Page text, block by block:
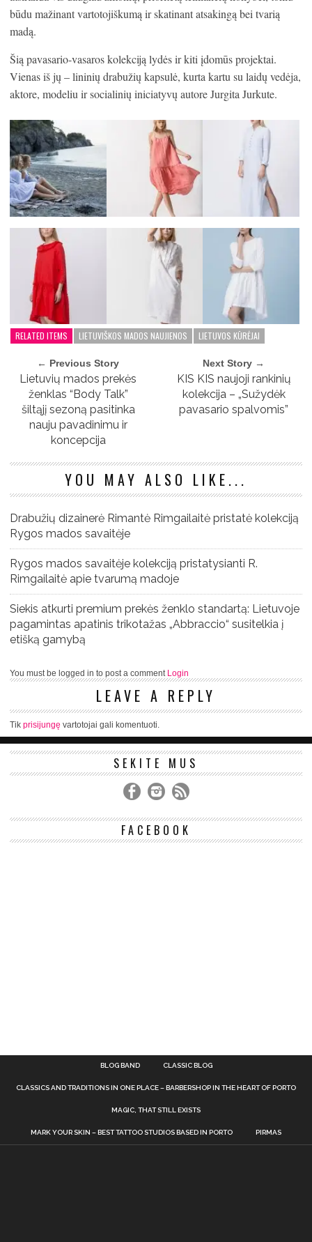
būdu mažinant vartotojiškumą ir skatinant atsakingą bei tvarią
madą.
Šią pavasario-vasaros kolekciją lydės ir kiti įdomūs projektai.
Vienas iš jų – lininių drabužių kapsulė, kurta kartu su laidų vedėja,
aktore, modeliu ir socialinių iniciatyvų autore Jurgita Jurkute.
RELATED ITEMS LIETUVIŠKOS MADOS NAUJIENOS LIETUVOS KŪRĖJAI
← Previous Story
Lietuvių mados prekės
ženklas “Body Talk”
šiltąjį sezoną pasitinka
nauju pavadinimu ir
koncepcija
Next Story →
KIS KIS naujoji rankinių
kolekcija – „Sužydėk
pavasario spalvomis”
YOU MAY ALSO LIKE...
Drabužių dizainerė Rimantė Rimgailaitė pristatė kolekciją
Rygos mados savaitėje
Rygos mados savaitėje kolekciją pristatysianti R.
Rimgailaitė apie tvarumą madoje
Siekis atkurti premium prekės ženklo standartą: Lietuvoje
pagamintas apatinis trikotažas „Abbraccio“ susitelkia į
etišką gamybą
You must be logged in to post a comment Login
LEAVE A REPLY
Tik prisijungę vartotojai gali komentuoti.
SEKITE MUS
FACEBOOK
BLOG BAND CLASSIC BLOG
CLASSICS AND TRADITIONS IN ONE PLACE – BARBERSHOP IN THE HEART OF PORTO
MAGIC, THAT STILL EXISTS
MARK YOUR SKIN – BEST TATTOO STUDIOS BASED IN PORTO PIRMAS